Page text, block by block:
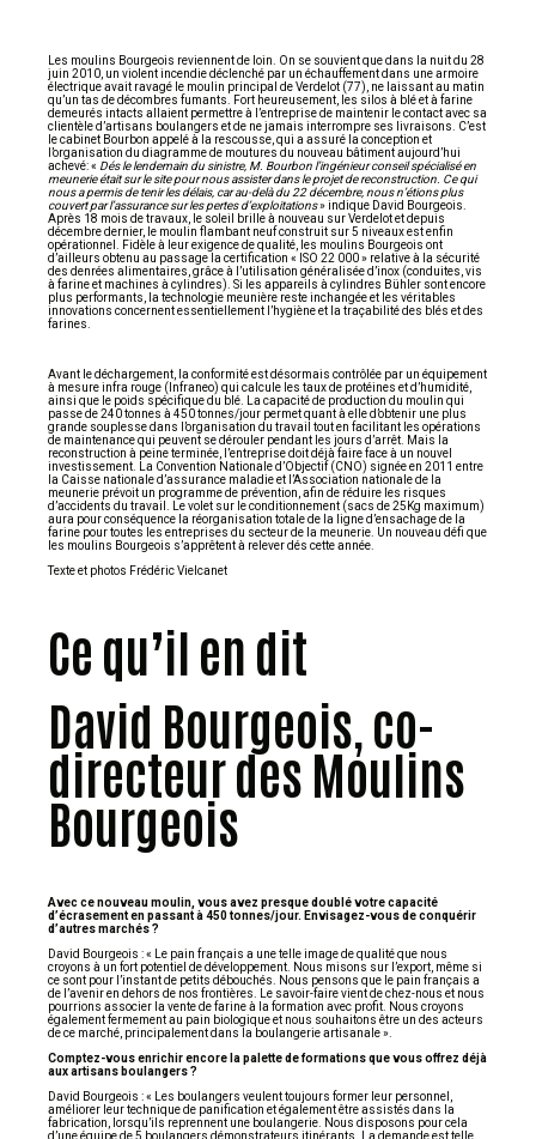
Les moulins Bourgeois reviennent de loin. On se souvient que dans la nuit du 28
juin 2010, un violent incendie déclenché par un échauffement dans une armoire
électrique avait ravagé le moulin principal de Verdelot (77), ne laissant au matin
qu’un tas de décombres fumants. Fort heureusement, les silos à blé et à farine
demeurés intacts allaient permettre à l’entreprise de maintenir le contact avec sa
clientèle d’artisans boulangers et de ne jamais interrompre ses livraisons. C’est
le cabinet Bourbon appelé à la rescousse, qui a assuré la conception et
l’organisation du diagramme de moutures du nouveau bâtiment aujourd’hui
achevé: « Dés le lendemain du sinistre, M. Bourbon l’ingénieur conseil spécialisé en
meunerie était sur le site pour nous assister dans le projet de reconstruction. Ce qui
nous a permis de tenir les délais, car au-delà du 22 décembre, nous n’étions plus
couvert par l’assurance sur les pertes d’exploitations» indique David Bourgeois.
Après 18 mois de travaux, le soleil brille à nouveau sur Verdelot et depuis
décembre dernier, le moulin flambant neuf construit sur 5 niveaux est enfin
opérationnel. Fidèle à leur exigence de qualité, les moulins Bourgeois ont
d’ailleurs obtenu au passage la certification « ISO 22 000 » relative à la sécurité
des denrées alimentaires, grâce à l’utilisation généralisée d’inox (conduites, vis
à farine et machines à cylindres). Si les appareils à cylindres Bühler sont encore
plus performants, la technologie meunière reste inchangée et les véritables
innovations concernent essentiellement l’hygiène et la traçabilité des blés et des
farines.
Avant le déchargement, la conformité est désormais contrôlée par un équipement
à mesure infra rouge (Infraneo) qui calcule les taux de protéines et d’humidité,
ainsi que le poids spécifique du blé. La capacité de production du moulin qui
passe de 240 tonnes à 450 tonnes/jour permet quant à elle d’obtenir une plus
grande souplesse dans l’organisation du travail tout en facilitant les opérations
de maintenance qui peuvent se dérouler pendant les jours d’arrêt. Mais la
reconstruction à peine terminée, l’entreprise doit déjà faire face à un nouvel
investissement. La Convention Nationale d’Objectif (CNO) signée en 2011 entre
la Caisse nationale d’assurance maladie et l’Association nationale de la
meunerie prévoit un programme de prévention, afin de réduire les risques
d’accidents du travail. Le volet sur le conditionnement (sacs de 25Kg maximum)
aura pour conséquence la réorganisation totale de la ligne d’ensachage de la
farine pour toutes les entreprises du secteur de la meunerie. Un nouveau défi que
les moulins Bourgeois s’apprêtent à relever dés cette année.
Texte et photos Frédéric Vielcanet
Ce qu’il en dit
David Bourgeois, co-
directeur des Moulins
Bourgeois
Avec ce nouveau moulin, vous avez presque doublé votre capacité
d’écrasement en passant à 450 tonnes/jour. Envisagez-vous de conquérir
d’autres marchés ?
David Bourgeois : « Le pain français a une telle image de qualité que nous
croyons à un fort potentiel de développement. Nous misons sur l’export, même si
ce sont pour l’instant de petits débouchés. Nous pensons que le pain français a
de l’avenir en dehors de nos frontières. Le savoir-faire vient de chez-nous et nous
pourrions associer la vente de farine à la formation avec profit. Nous croyons
également fermement au pain biologique et nous souhaitons être un des acteurs
de ce marché, principalement dans la boulangerie artisanale ».
Comptez-vous enrichir encore la palette de formations que vous offrez déjà
aux artisans boulangers ?
David Bourgeois : « Les boulangers veulent toujours former leur personnel,
améliorer leur technique de panification et également être assistés dans la
fabrication, lorsqu’ils reprennent une boulangerie. Nous disposons pour cela
d’une équipe de 5 boulangers démonstrateurs itinérants. La demande est telle